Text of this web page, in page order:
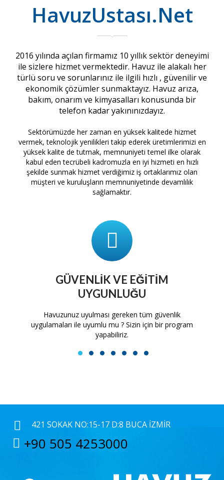
HavuzUstası.Net
2016 yılında açılan firmamız 10 yıllık sektör deneyimi
ile sizlere hizmet vermektedir. Havuz ile alakalı her
türlü soru ve sorunlarınız ile ilgili hızlı , güvenilir ve
ekonomik çözümler sunmaktayız. Havuz arıza,
bakım, onarım ve kimyasalları konusunda bir
telefon kadar yakınınızdayız.
Sektörümüzde her zaman en yüksek kalitede hizmet
vermek, teknolojik yenilikleri takip ederek üretimlerimizi en
yüksek kalite de tutmak, memnuniyeti temel ilke olarak
kabul eden tecrübeli kadromuzla en iyi hizmeti en hızlı
şekilde sunmak hizmet verdiğimiz iş ortaklarımız olan
müşteri ve kuruluşların memnuniyetinde devamlılık
sağlamaktır.
GÜVENLIK VE EĞITIM
UYGUNLUĞU
Havuzunuz uyulması gereken tüm güvenlik
uygulamaları ile uyumlu mu ? Sizin için bir program
yapabiliriz.
1 2 3 4 5 6 7
421 SOKAK NO:15-17 D:8 BUCA İZMIR
+90 505 4253000